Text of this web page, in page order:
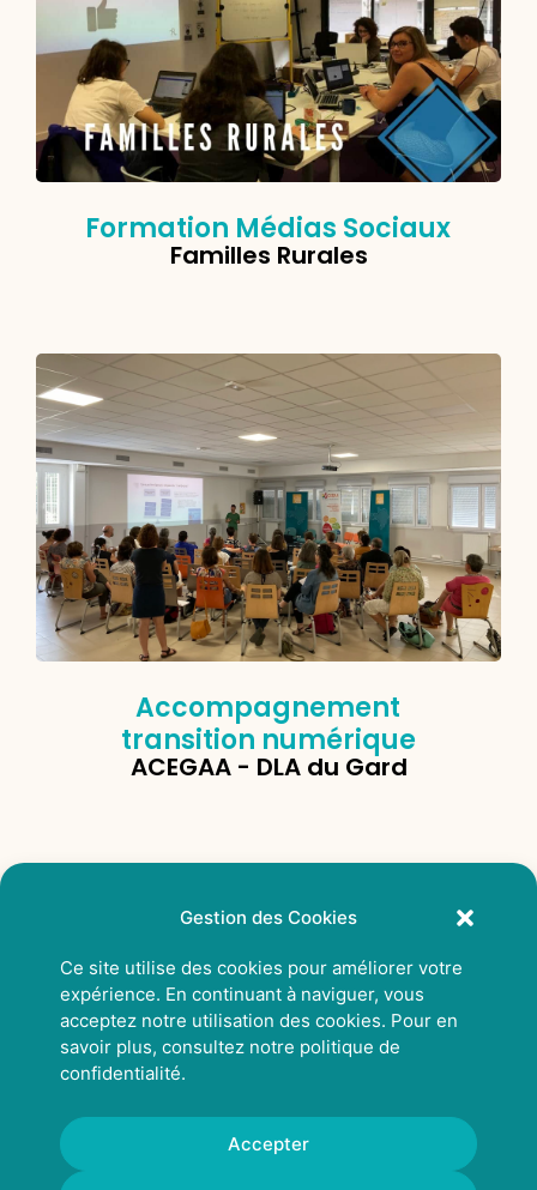
Gestion des Cookies
Ce site utilise des cookies pour améliorer votre
expérience. En continuant à naviguer, vous
acceptez notre utilisation des cookies. Pour en
savoir plus, consultez notre politique de
confidentialité.
Accepter
Formation Médias Sociaux
Familles Rurales
Accompagnement
transition numérique
ACEGAA - DLA du Gard
© 2026 Rhizcom